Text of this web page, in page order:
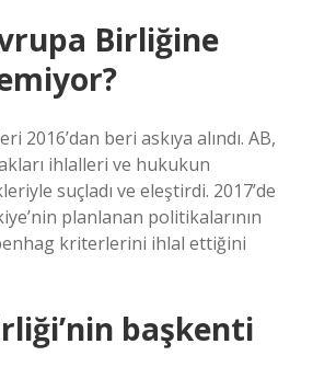
Birliğine
2016’dan beri askıya alındı. AB,
ihlalleri ve hukukun
suçladı ve eleştirdi. 2017’de
planlanan politikalarının
kriterlerini ihlal ettiğini
başkenti